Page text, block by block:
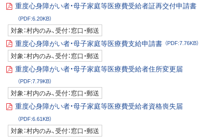
フ
ル
F
フ
ァ
イ
ル
重度心身障がい者・母子家庭等医療費受給者証再交付申請書
（PDF:6.20KB）
対象：村内のみ、受付：窓口・郵送
P
D
フ
ル
重度心身障がい者・母子家庭等医療費支給申請書 （PDF:7.76KB）
対象：村内のみ、受付：窓口・郵送
F
フ
ァ
イ
重度心身障がい者・母子家庭等医療費受給者住所変更届
（PDF:7.79KB）
対象：村内のみ、受付：窓口・郵送
F
フ
重度心身障がい者・母子家庭等医療費受給者資格喪失届
（PDF:6.61KB）
対象：村内のみ、受付：窓口・郵送